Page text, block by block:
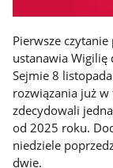
Pierwsze
ustanawia Wigilię
Sejmie 8
rozwiązania już
zdecydowali
od 2025 roku.
niedziele
dwie.